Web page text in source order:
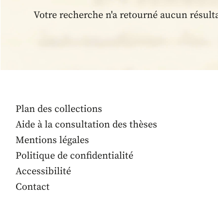
Votre recherche n'a retourné aucun
Plan des collections
Aide à la consultation des thèses
Mentions légales
Politique de confidentialité
Accessibilité
Contact